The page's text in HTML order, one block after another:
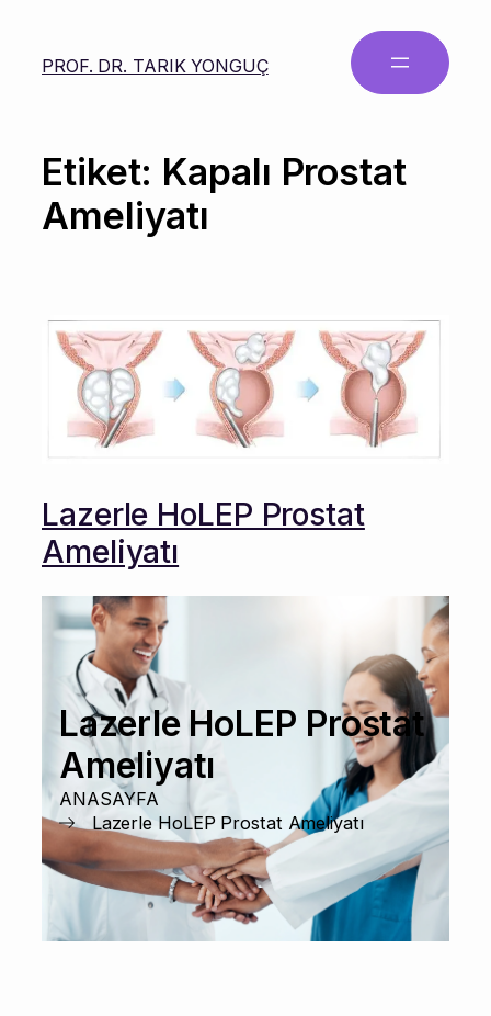
PROF. DR. TARIK YONGUÇ
Etiket: Kapalı Prostat
Ameliyatı
Lazerle HoLEP Prostat
Ameliyatı
Lazerle HoLEP Prostat
Ameliyatı
ANASAYFA
Lazerle HoLEP Prostat Ameliyatı